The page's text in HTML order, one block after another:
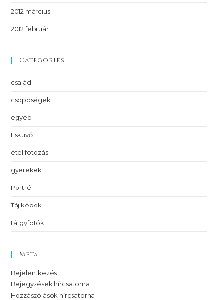
2012 március
2012 február
Categories
család
csöppségek
egyéb
Esküvő
étel fotózás
gyerekek
Portré
Táj képek
tárgyfotók
Meta
Bejelentkezés
Bejegyzések hírcsatorna
Hozzászólások hírcsatorna